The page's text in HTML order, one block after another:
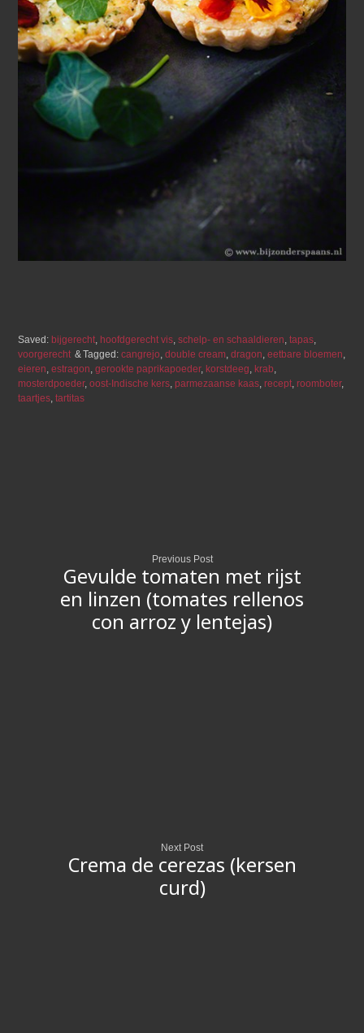
Saved:bijgerecht hoofdgerecht vis ,schelp- en schaaldieren ,tapas
voorgerecht
Tagged:cangrejo ,double cream ,dragon ,eetbare bloemen
eieren ,estragon ,gerookte paprikapoeder,korstdeeg ,krab
mosterdpoeder,oost-Indische kers ,parmezaanse kaas ,recept ,roomboter,
taartjes ,tartitas
Previous Post
Gevulde tomaten met rijst
en linzen (tomates rellenos
con arroz y lentejas)
Next Post
Crema de cerezas (kersen
curd)